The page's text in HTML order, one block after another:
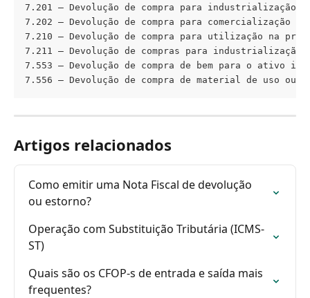
7.201 – Devolução de compra para industrialização
7.202 – Devolução de compra para comercialização
7.210 – Devolução de compra para utilização na
7.211 – Devolução de compras para industrialização
7.553 – Devolução de compra de bem para o ativo
7.556 – Devolução de compra de material de uso ou
Artigos relacionados
Como emitir uma Nota Fiscal de devolução
ou estorno?
Operação com Substituição Tributária (ICMS-
ST)
Quais são os CFOP-s de entrada e saída mais
frequentes?